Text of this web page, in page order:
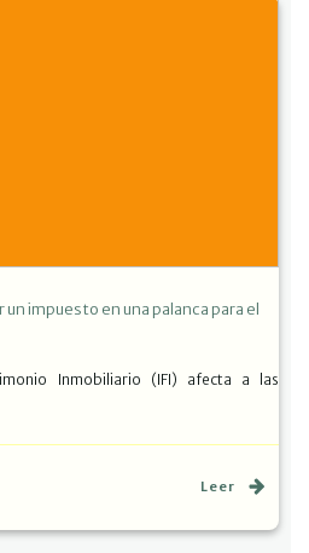
impuesto en una palanca para el
Inmobiliario (IFI) afecta a las
Leer